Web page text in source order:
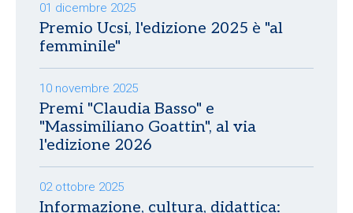
01 dicembre 2025
Premio Ucsi, l'edizione 2025 è "al
femminile"
10 novembre 2025
Premi "Claudia Basso" e
"Massimiliano Goattin", al via
l'edizione 2026
02 ottobre 2025
Informazione, cultura, didattica: